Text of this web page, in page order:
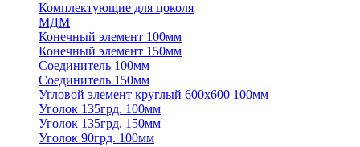
Комплектующие для цоколя
МДМ
Конечный элемент 100мм
Конечный элемент 150мм
Соединитель 100мм
Соединитель 150мм
Угловой элемент круглый 600х600 100мм
Уголок 135грд. 100мм
Уголок 135грд. 150мм
Уголок 90грд. 100мм